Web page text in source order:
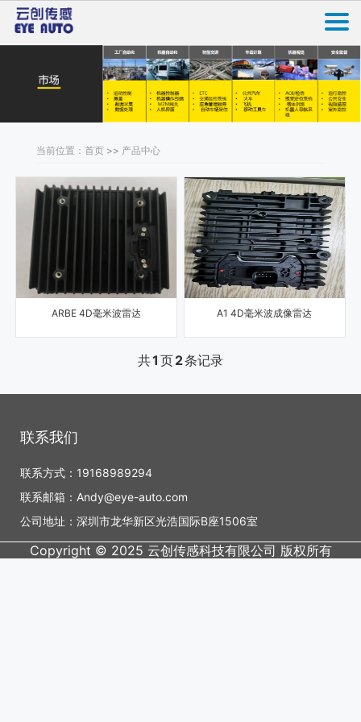
当前位置：首页 >> 产品中心
ARBE 4D毫米波雷达 A1 4D毫米波成像雷达
共1 页2条记录
联系我们
联系方式：19168989294
联系邮箱：Andy@eye-auto.com
公司地址：深圳市龙华新区光浩国际B座1506室
Copyright © 2025 云创传感科技有限公司 版权所有